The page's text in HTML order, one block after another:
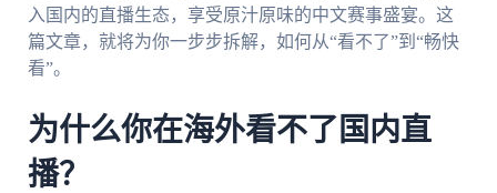
入国内的直播生态，享受原汁原味的中文赛事盛宴。这
篇文章，就将为你一步步拆解，如何从“看不了”到“畅快
看”。
为什么你在海外看不了国内直
播？